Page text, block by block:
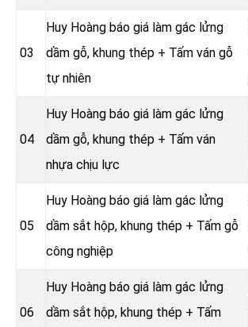
03
Huy Hoàng báo giá làm gác lửng
dầm gỗ, khung thép + Tấm ván gỗ
tự nhiên
04
Huy Hoàng báo giá làm gác lửng
dầm gỗ, khung thép + Tấm ván
nhựa chịu lực
05
Huy Hoàng báo giá làm gác lửng
dầm sắt hộp, khung thép + Tấm gỗ
công nghiệp
06
Huy Hoàng báo giá làm gác lửng
dầm sắt hộp, khung thép + Tấm